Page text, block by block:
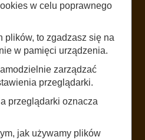
w celu poprawnego
plików, to zgadzasz się na
w pamięci urządzenia.
zarządzać
przeglądarki.
przeglądarki oznacza
jak używamy plików